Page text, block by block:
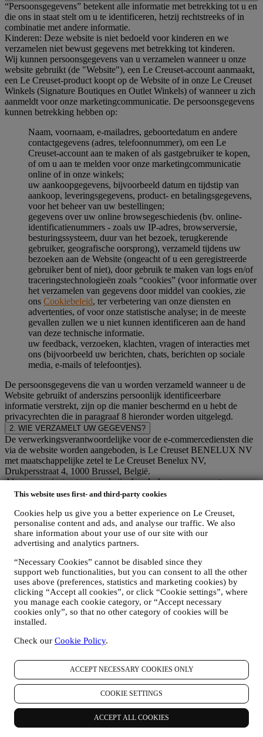
This website uses first- and third-party cookies
Cookies help us give you a better experience on Le Creuset,
personalise content and ads, and analyse our traffic. We also
share information about your use of our site with our
advertising and analytics partners.
“Necessary Cookies” cannot be disabled since they
support web functionalities, but you can consent to all the other
uses above (preferences, statistics and marketing cookies) by
clicking “Accept all cookies”, or click “Cookie settings”, where
you manage each cookie category, or “Accept necessary
cookies only”, so that no other category of cookies will be
installed.
Check our Cookie Policy.
ACCEPT NECESSARY COOKIES ONLY
COOKIE SETTINGS
ACCEPT ALL COOKIES
“Persoonsgegevens” betekent alle informatie met betrekking tot u en
die ons in staat stelt om u te identificeren, hetzij rechtstreeks of in
combinatie met andere informatie.
Kinderen: Deze website is niet bedoeld voor kinderen en we
verzamelen niet bewust gegevens met betrekking tot kinderen.
Wij kunnen persoonsgegevens van u verzamelen wanneer u onze
website gebruikt (de "Website"), een Le Creuset-account aanmaakt,
een Le Creuset-product koopt op de Website of in onze Le Creuset
Winkels (Signature Boutiques en Outlet Winkels) of wanneer u zich
aanmeldt voor onze marketingcommunicatie. De persoonsgegevens
kunnen betrekking hebben op:
Naam, voornaam, e-mailadres, geboortedatum en andere
contactgegevens (adres, telefoonnummer), om een Le
Creuset-account aan te maken of als gastgebruiker te kopen,
of om u aan te melden voor onze marketingcommunicatie
online of in onze winkels;
uw aankoopgegevens, bijvoorbeeld datum en tijdstip van
aankoop, leveringsgegevens, product- en betalingsgegevens,
voor het beheer van uw bestellingen;
gegevens over uw online browsegeschiedenis (bv. online-
identificatienummers - zoals uw IP-adres, browserversie,
besturingssysteem, duur van het bezoek, terugkerende
gebruiker, geografische oorsprong), verzameld tijdens uw
bezoeken aan de Website (ongeacht of u een geregistreerde
gebruiker bent of niet), door gebruik te maken van logs en/of
traceringstechnologieën zoals “cookies” (voor informatie over
het verzamelen van gegevens door middel van cookies, zie
ons Cookiebeleid, ter verbetering van onze diensten en
advertenties, of voor onze statistische analyse; in de meeste
gevallen zullen we u niet kunnen identificeren aan de hand
van deze technische informatie.
uw feedback, verzoeken, klachten, vragen of interacties met
ons (bijvoorbeeld uw berichten, chats, berichten op sociale
media, e-mails of telefoontjes).
De persoonsgegevens die van u worden verzameld wanneer u de
Website gebruikt of anderszins persoonlijk identificeerbare
informatie verstrekt, zijn op die manier beschermd en u hebt de
privacyrechten die in paragraaf 8 hieronder worden uitgelegd.
2. WIE VERZAMELT UW GEGEVENS?
De verwerkingsverantwoordelijke voor de e-commercediensten die
via de website worden aangeboden, is Le Creuset BENELUX NV
met maatschappelijke zetel te Le Creuset Benelux NV,
Drukpersstraat 4, 1000 Brussel, België.
Als u ermee instemt om marketingboodschappen van ons te
ontvangen, worden uw gegevens onderdeel van de
gegevensbeheerder wordt beheerd door Le Creuset Group AG, met
het kantoor in Hofstrasse 1A,Neuhofstrasse 4 , Baar, Zugo, 6340
Zwitserland (die Le Creuset SL, BTW-nummer B62153630, met
kantoor in Paseo de Gracia 9, 2º, 08007 Barcelona, Spanje, heeft
overeenkomst tot gezamenlijke zeggenschap die in wezen voorziet
in (a) Le Creuset Group AG die verantwoordelijk is voor de
algemene strategie met betrekking tot marketing en
gepersonaliseerde klantervaring; (b) lokale Le Creuset-entiteiten die
profiteren van deze strategie en deze uitvoeren, alsmede
onafhankelijk marketingcommunicatie/initiatieven ontwikkelen op
beheerders die nodig zijn om de verzoeken van uw betrokkene om
3. WAAROM VERZAMELEN WIJ DEZE GEGEVENS?
Wij kunnen uw gegevens verwerken voor de volgende doeleinden:
VOOR ONZE WETTELIJKE VERPLICHTINGEN
Mogelijk moeten we bepaalde gegevens over u verwerken om
te voldoen aan onze wettelijke verplichtingen en andere
verplichtingen die voortvloeien uit instructies van de overheid.